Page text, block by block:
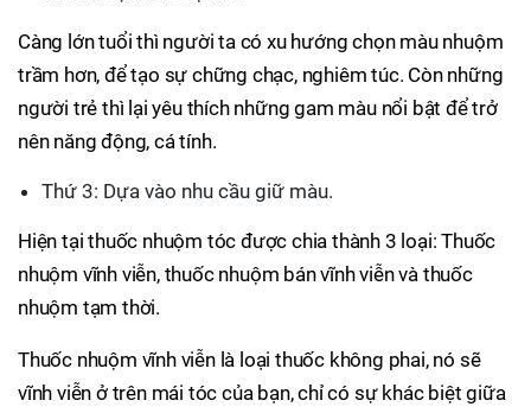
Càng lớn tuổi thì người ta có xu hướng chọn màu nhuộm
trầm hơn, để tạo sự chững chạc, nghiêm túc. Còn những
người trẻ thì lại yêu thích những gam màu nổi bật để trở
nên năng động, cá tính.
Thứ 3: Dựa vào nhu cầu giữ màu.
Hiện tại thuốc nhuộm tóc được chia thành 3 loại: Thuốc
nhuộm vĩnh viễn, thuốc nhuộm bán vĩnh viễn và thuốc
nhuộm tạm thời.
Thuốc nhuộm vĩnh viễn là loại thuốc không phai, nó sẽ
vĩnh viễn ở trên mái tóc của bạn, chỉ có sự khác biệt giữa